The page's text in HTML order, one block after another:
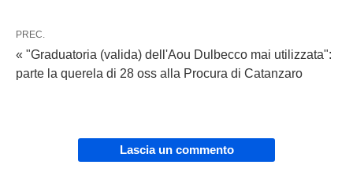
PREC.
« "Graduatoria (valida) dell'Aou Dulbecco mai utilizzata":
parte la querela di 28 oss alla Procura di Catanzaro
Lascia un commento